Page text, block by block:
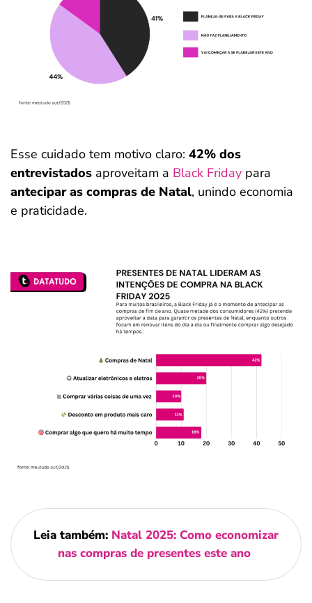
Esse cuidado tem motivo claro: 42% dos
entrevistados aproveitam a Black Friday para
antecipar as compras de Natal, unindo economia
e praticidade.
Leia também: Natal 2025: Como economizar
nas compras de presentes este ano